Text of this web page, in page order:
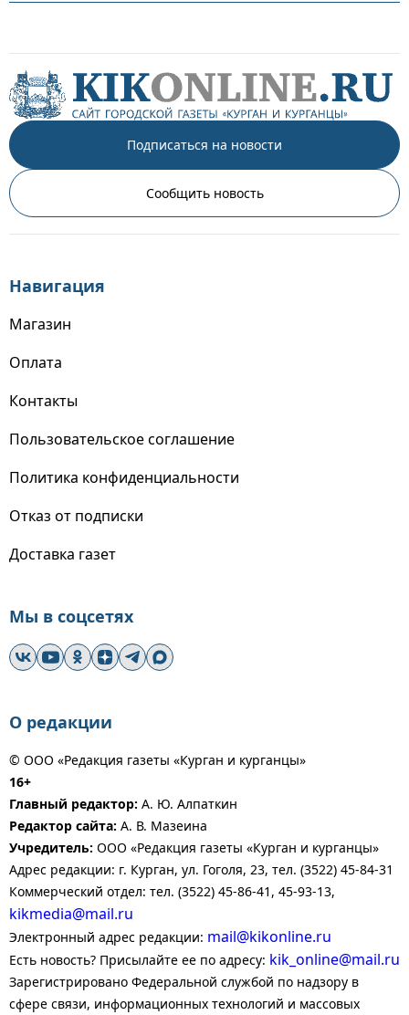
Подписаться на новости
Сообщить новость
Навигация
Магазин
Оплата
Контакты
Пользовательское соглашение
Политика конфиденциальности
Отказ от подписки
Доставка газет
Мы в соцсетях
О редакции
© ООО «Редакция газеты «Курган и курганцы»
16+
Главный редактор: А. Ю. Алпаткин
Редактор сайта: А. В. Мазеина
Учредитель: ООО «Редакция газеты «Курган и курганцы»
Адрес редакции: г. Курган, ул. Гоголя, 23, тел. (3522) 45-84-31
Коммерческий отдел: тел. (3522) 45-86-41, 45-93-13,
kikmedia@mail.ru
Электронный адрес редакции: mail@kikonline.ru
Есть новость? Присылайте ее по адресу: kik_online@mail.ru
Зарегистрировано Федеральной службой по надзору в
сфере связи, информационных технологий и массовых